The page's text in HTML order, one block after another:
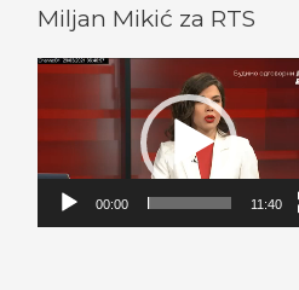
Miljan Mikić za RTS
V
d
e
00:00 11:40